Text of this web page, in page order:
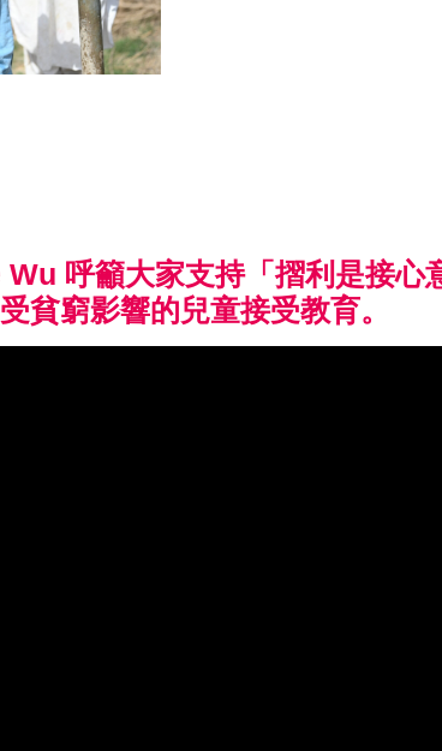
呼籲大家支持「摺利是接心
貧窮影響的兒童接受教育。